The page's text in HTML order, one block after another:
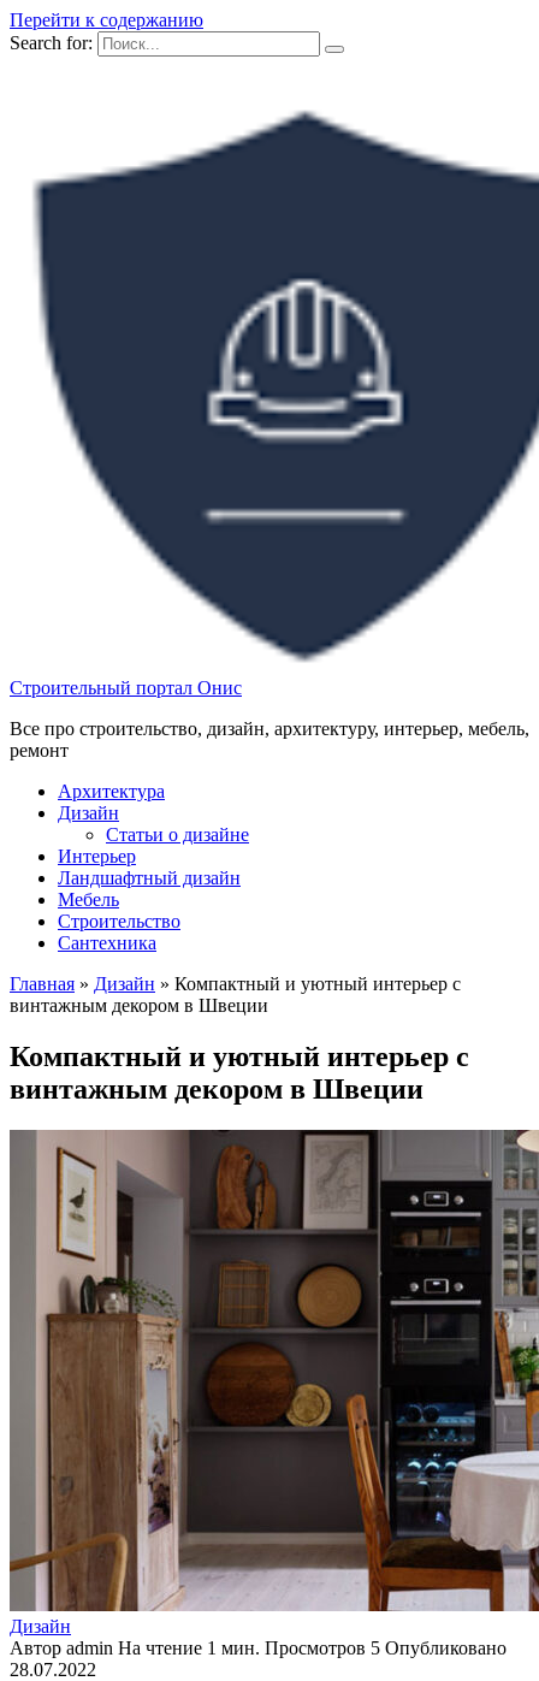
Перейти к содержанию
Search for:
Строительный портал Онис
Все про строительство, дизайн, архитектуру, интерьер, мебель,
ремонт
Архитектура
Дизайн
Статьи о дизайне
Интерьер
Ландшафтный дизайн
Мебель
Строительство
Сантехника
Главная » Дизайн » Компактный и уютный интерьер с
винтажным декором в Швеции
Компактный и уютный интерьер с
винтажным декором в Швеции
Дизайн
Автор admin На чтение 1 мин. Просмотров 5 Опубликовано
28.07.2022